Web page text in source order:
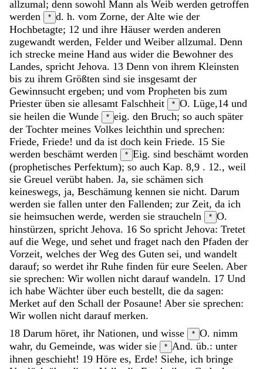
allzumal; denn sowohl Mann als Weib werden getroffen
werden
* d. h. vom Zorne, der Alte wie der
Hochbetagte; 12 und ihre Häuser werden anderen
zugewandt werden, Felder und Weiber allzumal. Denn
ich strecke meine Hand aus wider die Bewohner des
Landes, spricht Jehova. 13 Denn von ihrem Kleinsten
bis zu ihrem Größten sind sie insgesamt der
Gewinnsucht ergeben; und vom Propheten bis zum
Priester üben sie allesamt Falschheit * O. Lüge,14 und
sie heilen die Wunde * eig. den Bruch; so auch später
der Tochter meines Volkes leichthin und sprechen:
Friede, Friede! und da ist doch kein Friede. 15 Sie
werden beschämt werden * Eig. sind beschämt worden
(prophetisches Perfektum); so auch Kap. 8,9 . 12., weil
sie Greuel verübt haben. Ja, sie schämen sich
keineswegs, ja, Beschämung kennen sie nicht. Darum
werden sie fallen unter den Fallenden; zur Zeit, da ich
sie heimsuchen werde, werden sie straucheln * O.
hinstürzen, spricht Jehova. 16 So spricht Jehova: Tretet
auf die Wege, und sehet und fraget nach den Pfaden der
Vorzeit, welches der Weg des Guten sei, und wandelt
darauf; so werdet ihr Ruhe finden für eure Seelen. Aber
sie sprechen: Wir wollen nicht darauf wandeln. 17 Und
ich habe Wächter über euch bestellt, die da sagen:
Merket auf den Schall der Posaune! Aber sie sprechen:
Wir wollen nicht darauf merken.
18 Darum höret, ihr Nationen, und wisse * O. nimm
wahr, du Gemeinde, was wider sie * And. üb.: unter
ihnen geschieht! 19 Höre es, Erde! Siehe, ich bringe